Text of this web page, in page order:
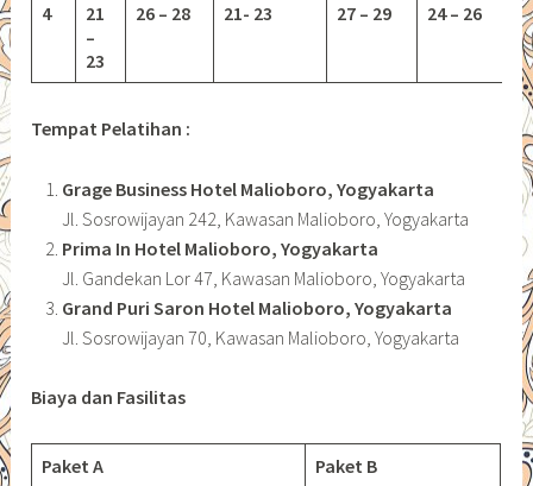
4
21
–
23
26 – 28 21- 23 27 – 29 24 – 26
Tempat Pelatihan :
Grage Business Hotel Malioboro, Yogyakarta
Jl. Sosrowijayan 242, Kawasan Malioboro, Yogyakarta
Prima In Hotel Malioboro, Yogyakarta
Jl. Gandekan Lor 47, Kawasan Malioboro, Yogyakarta
Grand Puri Saron Hotel Malioboro, Yogyakarta
Jl. Sosrowijayan 70, Kawasan Malioboro, Yogyakarta
Biaya dan Fasilitas
Paket A
Paket B